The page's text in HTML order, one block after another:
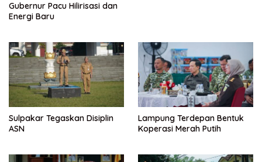
Gubernur Pacu Hilirisasi dan
Energi Baru
Sulpakar Tegaskan Disiplin
ASN
Lampung Terdepan Bentuk
Koperasi Merah Putih